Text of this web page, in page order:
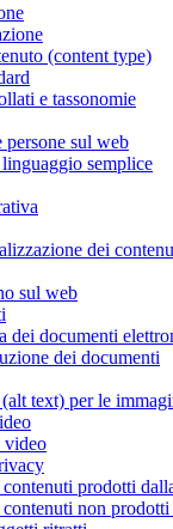
(content type)
e tassonomie
sul web
semplice
dei
sul web
dei documenti
dei documenti
text) per le
video
prodotti
non